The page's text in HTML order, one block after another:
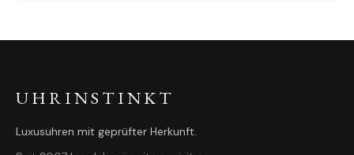
UHRINSTINKT
Luxusuhren mit geprüfter Herkunft.